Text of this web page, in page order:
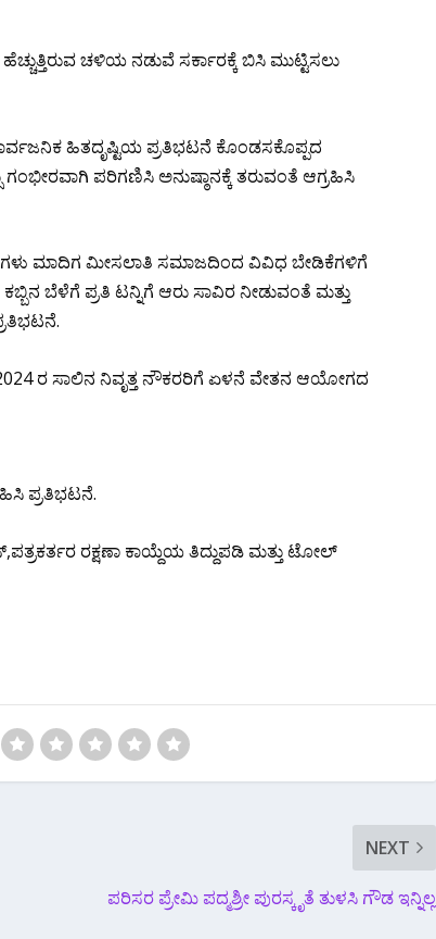
ಚಳಿಯ ನಡುವೆ ಸರ್ಕಾರಕ್ಕೆ ಬಿಸಿ ಮುಟ್ಟಿಸಲು
ಹಿತದೃಷ್ಟಿಯ ಪ್ರತಿಭಟನೆ ಕೊಂಡಸಕೊಪ್ಪದ
ಪರಿಗಣಿಸಿ ಅನುಷ್ಠಾನಕ್ಕೆ ತರುವಂತೆ ಆಗ್ರಹಿಸಿ
ಮಾದಿಗ ಮೀಸಲಾತಿ ಸಮಾಜದಿಂದ ವಿವಿಧ ಬೇಡಿಕೆಗಳಿಗೆ
ಬೆಳೆಗೆ ಪ್ರತಿ ಟನ್ನಿಗೆ ಆರು ಸಾವಿರ ನೀಡುವಂತೆ ಮತ್ತು
ರ ಸಾಲಿನ ನಿವೃತ್ತ ನೌಕರರಿಗೆ ಏಳನೆ ವೇತನ ಆಯೋಗದ
ಪ್ರತಿಭಟನೆ.
ರಕ್ಷಣಾ ಕಾಯ್ದೆಯ ತಿದ್ದುಪಡಿ ಮತ್ತು ಟೋಲ್
NEXT
ಪರಿಸರ ಪ್ರೇಮಿ ಪದ್ಮಶ್ರೀ ಪುರಸ್ಕೃತೆ ತುಳಸಿ ಗೌಡ ಇನ್ನಿಲ್ಲ